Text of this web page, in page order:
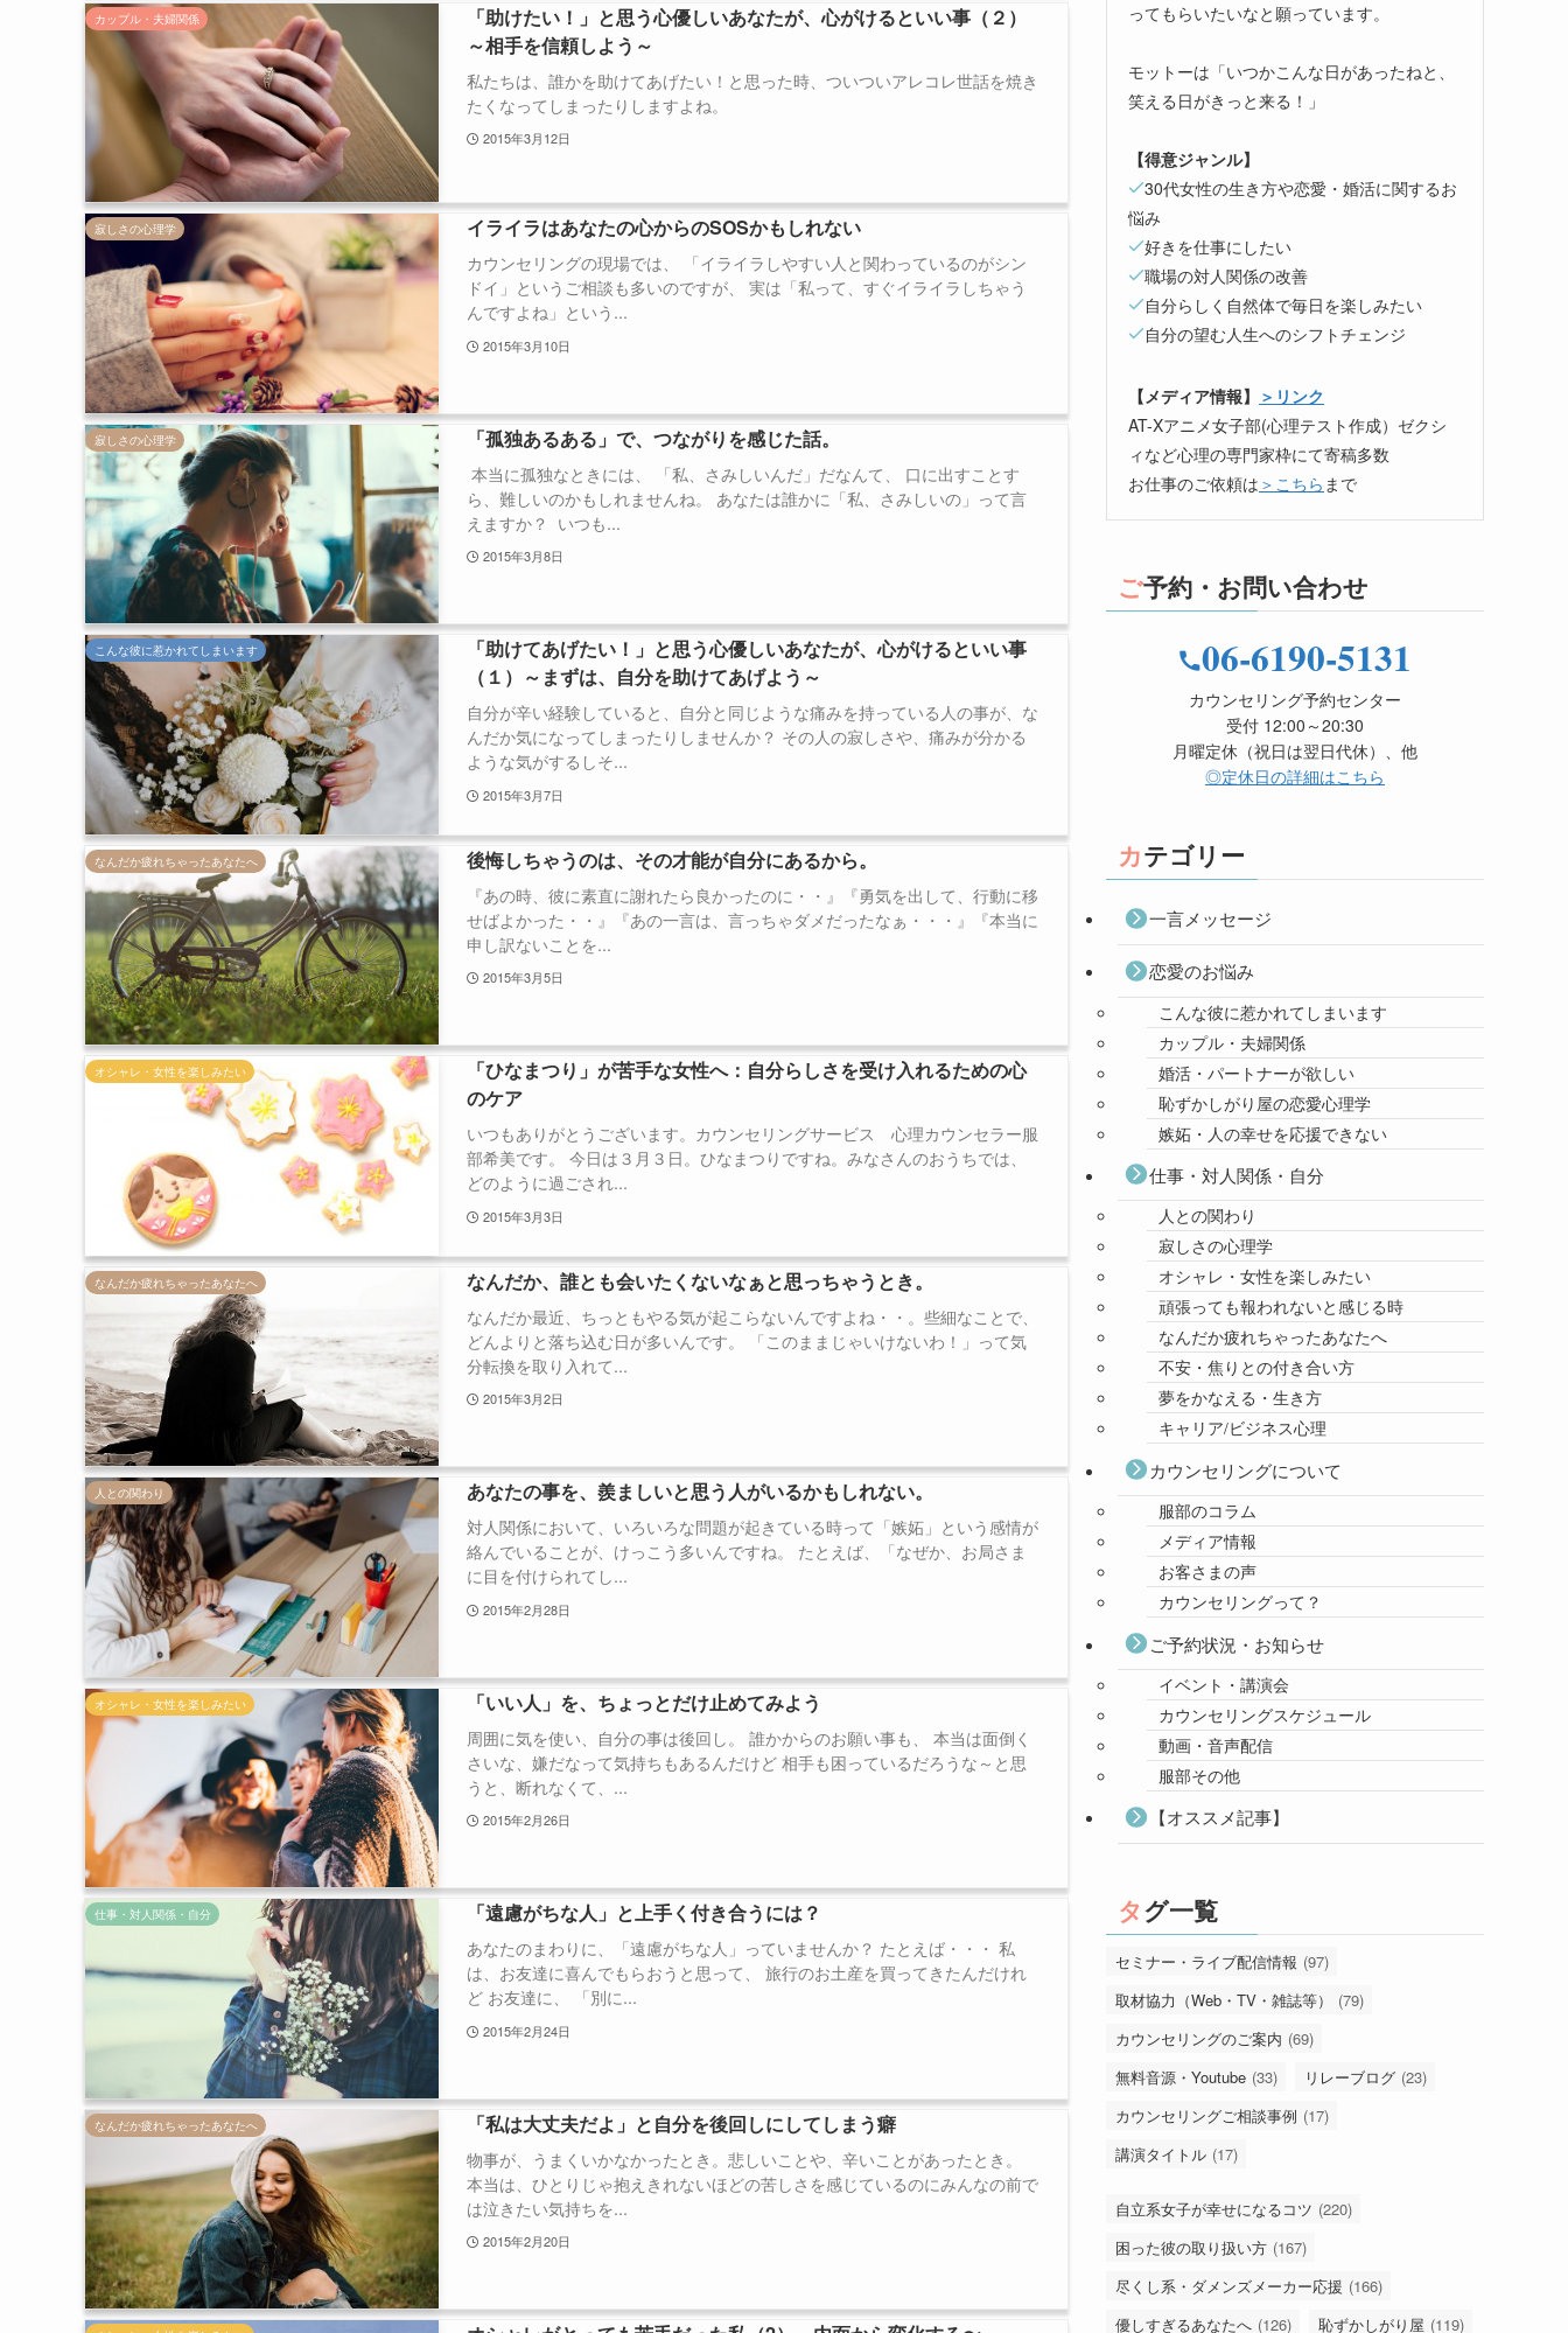
カップル・夫婦関係
「助けたい！」と思う心優しいあなたが、心がけるといい事（２）
～相手を信頼しよう～
私たちは、誰かを助けてあげたい！と思った時、ついついアレコレ世話を焼き
たくなってしまったりしますよね。
2015年3月12日
寂しさの心理学 イライラはあなたの心からのSOSかもしれない
カウンセリングの現場では、 「イライラしやすい人と関わっているのがシン
ドイ」というご相談も多いのですが、 実は「私って、すぐイライラしちゃう
んですよね」という...
2015年3月10日
寂しさの心理学 「孤独あるある」で、つながりを感じた話。
本当に孤独なときには、 「私、さみしいんだ」だなんて、 口に出すことす
ら、難しいのかもしれませんね。 あなたは誰かに「私、さみしいの」って言
えますか？ いつも...
2015年3月8日
こんな彼に惹かれてしまいます
「助けてあげたい！」と思う心優しいあなたが、心がけるといい事
（１）～まずは、自分を助けてあげよう～
自分が辛い経験していると、自分と同じような痛みを持っている人の事が、な
んだか気になってしまったりしませんか？ その人の寂しさや、痛みが分かる
ような気がするしそ...
2015年3月7日
なんだか疲れちゃったあなたへ 後悔しちゃうのは、その才能が自分にあるから。
『あの時、彼に素直に謝れたら良かったのに・・』『勇気を出して、行動に移
せばよかった・・』『あの一言は、言っちゃダメだったなぁ・・・』『本当に
申し訳ないことを...
2015年3月5日
オシャレ・女性を楽しみたい
「ひなまつり」が苦手な女性へ：自分らしさを受け入れるための心
のケア
いつもありがとうございます。カウンセリングサービス 心理カウンセラー服
部希美です。 今日は３月３日。ひなまつりですね。みなさんのおうちでは、
どのように過ごされ...
2015年3月3日
なんだか疲れちゃったあなたへ なんだか、誰とも会いたくないなぁと思っちゃうとき。
なんだか最近、ちっともやる気が起こらないんですよね・・。些細なことで、
どんよりと落ち込む日が多いんです。 「このままじゃいけないわ！」って気
分転換を取り入れて...
2015年3月2日
人との関わり あなたの事を、羨ましいと思う人がいるかもしれない。
対人関係において、いろいろな問題が起きている時って「嫉妬」という感情が
絡んでいることが、けっこう多いんですね。 たとえば、「なぜか、お局さま
に目を付けられてし...
2015年2月28日
オシャレ・女性を楽しみたい 「いい人」を、ちょっとだけ止めてみよう
周囲に気を使い、自分の事は後回し。 誰かからのお願い事も、 本当は面倒く
さいな、嫌だなって気持ちもあるんだけど 相手も困っているだろうな～と思
うと、断れなくて、...
2015年2月26日
仕事・対人関係・自分 「遠慮がちな人」と上手く付き合うには？
あなたのまわりに、「遠慮がちな人」っていませんか？ たとえば・・・ 私
は、お友達に喜んでもらおうと思って、 旅行のお土産を買ってきたんだけれ
ど お友達に、 「別に...
2015年2月24日
なんだか疲れちゃったあなたへ 「私は大丈夫だよ」と自分を後回しにしてしまう癖
物事が、うまくいかなかったとき。悲しいことや、辛いことがあったとき。
本当は、ひとりじゃ抱えきれないほどの苦しさを感じているのにみんなの前で
は泣きたい気持ちを...
2015年2月20日
ってもらいたいなと願っています。
モットーは「いつかこんな日があったねと、
笑える日がきっと来る！」
【得意ジャンル】
30代女性の生き方や恋愛・婚活に関するお
悩み
好きを仕事にしたい
職場の対人関係の改善
自分らしく自然体で毎日を楽しみたい
自分の望む人生へのシフトチェンジ
【メディア情報】 ＞リンク
AT-Xアニメ女子部(心理テスト作成）ゼクシ
ィなど心理の専門家枠にて寄稿多数
お仕事のご依頼は ＞こちら まで
ご予約・お問い合わせ
06-6190-5131
カウンセリング予約センター
受付 12:00～20:30
月曜定休（祝日は翌日代休）、他
◎定休日の詳細はこちら
カテゴリー
一言メッセージ
恋愛のお悩み
こんな彼に惹かれてしまいます
カップル・夫婦関係
婚活・パートナーが欲しい
恥ずかしがり屋の恋愛心理学
嫉妬・人の幸せを応援できない
仕事・対人関係・自分
人との関わり
寂しさの心理学
オシャレ・女性を楽しみたい
頑張っても報われないと感じる時
なんだか疲れちゃったあなたへ
不安・焦りとの付き合い方
夢をかなえる・生き方
キャリア/ビジネス心理
カウンセリングについて
服部のコラム
メディア情報
お客さまの声
カウンセリングって？
ご予約状況・お知らせ
イベント・講演会
カウンセリングスケジュール
動画・音声配信
服部その他
【オススメ記事】
タグ一覧
セミナー・ライブ配信情報 (97)
取材協力（Web・TV・雑誌等）
(79)
カウンセリングのご案内 (69)
無料音源・Youtube (33) リレーブログ (23)
カウンセリングご相談事例 (17)
講演タイトル (17)
自立系女子が幸せになるコツ (220)
困った彼の取り扱い方 (167)
尽くし系・ダメンズメーカー応援 (166)
優しすぎるあなたへ (126) 恥ずかしがり屋 (119)